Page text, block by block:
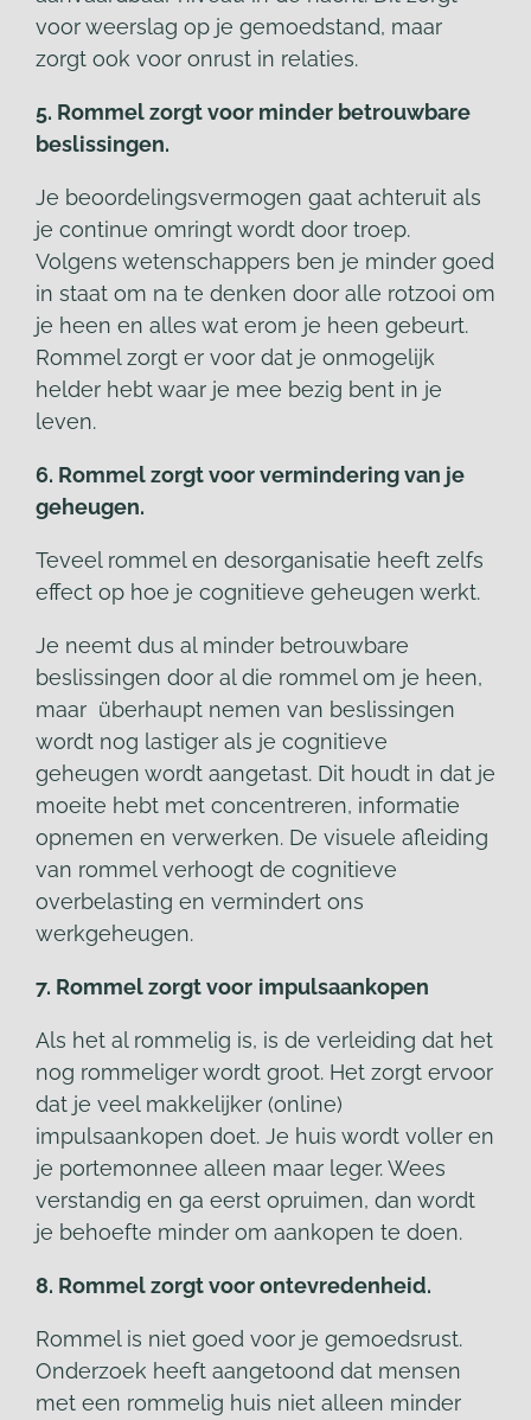
voor weerslag op je gemoedstand, maar
zorgt ook voor onrust in relaties.
5. Rommel zorgt voor minder betrouwbare
beslissingen.
Je beoordelingsvermogen gaat achteruit als
je continue omringt wordt door troep.
Volgens wetenschappers ben je minder goed
in staat om na te denken door alle rotzooi om
je heen en alles wat erom je heen gebeurt.
Rommel zorgt er voor dat je onmogelijk
helder hebt waar je mee bezig bent in je
leven.
6. Rommel zorgt voor vermindering van je
geheugen.
Teveel rommel en desorganisatie heeft zelfs
effect op hoe je cognitieve geheugen werkt.
Je neemt dus al minder betrouwbare
beslissingen door al die rommel om je heen,
maar überhaupt nemen van beslissingen
wordt nog lastiger als je cognitieve
geheugen wordt aangetast. Dit houdt in dat je
moeite hebt met concentreren, informatie
opnemen en verwerken. De visuele afleiding
van rommel verhoogt de cognitieve
overbelasting en vermindert ons
werkgeheugen.
7. Rommel zorgt voor impulsaankopen
Als het al rommelig is, is de verleiding dat het
nog rommeliger wordt groot. Het zorgt ervoor
dat je veel makkelijker (online)
impulsaankopen doet. Je huis wordt voller en
je portemonnee alleen maar leger. Wees
verstandig en ga eerst opruimen, dan wordt
je behoefte minder om aankopen te doen.
8. Rommel zorgt voor ontevredenheid.
Rommel is niet goed voor je gemoedsrust.
Onderzoek heeft aangetoond dat mensen
met een rommelig huis niet alleen minder